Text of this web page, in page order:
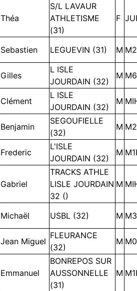
Théa
S/L LAVAUR
ATHLETISME
(31)
F
Sebastien LEGUEVIN (31) M
Gilles
L ISLE
JOURDAIN (32)
M
Clément
L ISLE
JOURDAIN (32)
M
Benjamin
SEGOUFIELLE
(32)
M
Frederic
L'ISLE
JOURDAIN (32)
M
Gabriel
TRACKS ATHLE
LISLE JOURDAIN
32 ()
M
Michaël USBL (32) M
Jean Miguel
FLEURANCE
(32)
M
Emmanuel
BONREPOS SUR
AUSSONNELLE
(31)
M